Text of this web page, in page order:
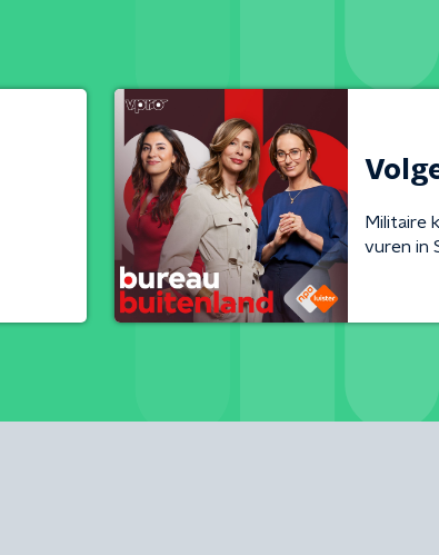
Militaire
vuren in